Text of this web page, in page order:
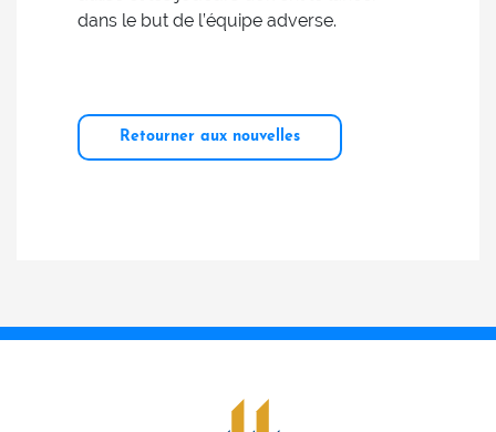
dans le but de l’équipe adverse.
Retourner aux nouvelles